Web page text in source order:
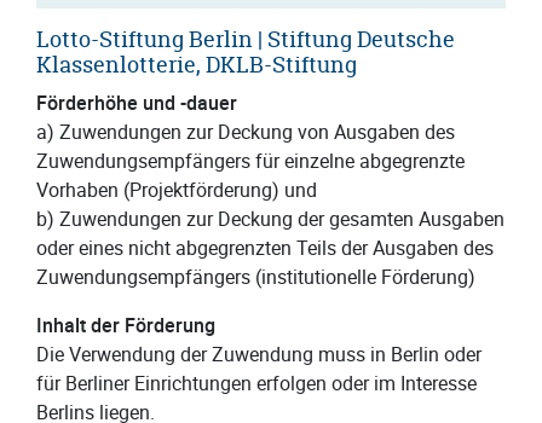
Lotto-Stiftung Berlin | Stiftung Deutsche
Klassenlotterie, DKLB-Stiftung
Förderhöhe und -dauer
a) Zuwendungen zur Deckung von Ausgaben des
Zuwendungsempfängers für einzelne abgegrenzte
Vorhaben (Projektförderung) und
b) Zuwendungen zur Deckung der gesamten Ausgaben
oder eines nicht abgegrenzten Teils der Ausgaben des
Zuwendungsempfängers (institutionelle Förderung)
Inhalt der Förderung
Die Verwendung der Zuwendung muss in Berlin oder
für Berliner Einrichtungen erfolgen oder im Interesse
Berlins liegen.